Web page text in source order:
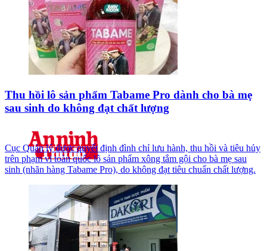
Thu hồi lô sản phẩm Tabame Pro dành cho bà mẹ
sau sinh do không đạt chất lượng
Cục Quản lý dược quyết định đình chỉ lưu hành, thu hồi và tiêu hủy
trên phạm vi toàn quốc lô sản phẩm xông tắm gội cho bà mẹ sau
sinh (nhãn hàng Tabame Pro), do không đạt tiêu chuẩn chất lượng.